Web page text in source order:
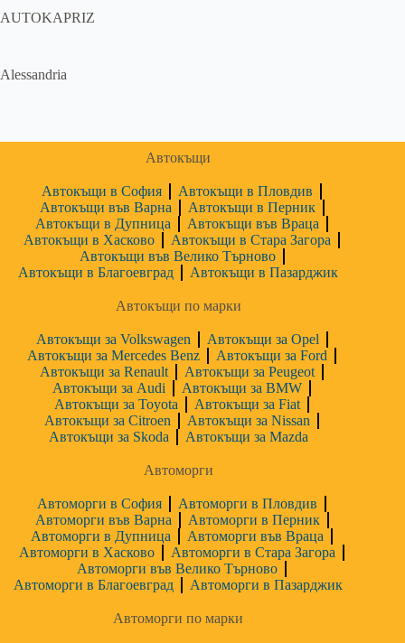
AUTOKAPRIZ
Alessandria
Автокъщи
Автокъщи в София
Автокъщи в Пловдив
Автокъщи във Варна
Автокъщи в Перник
Автокъщи в Дупница
Автокъщи във Враца
Автокъщи в Хасково
Автокъщи в Стара Загора
Автокъщи във Велико Търново
Автокъщи в Благоевград
Автокъщи в Пазарджик
Автокъщи по марки
Автокъщи за Volkswagen
Автокъщи за Opel
Автокъщи за Mercedes Benz
Автокъщи за Ford
Автокъщи за Renault
Автокъщи за Peugeot
Автокъщи за Audi
Автокъщи за BMW
Автокъщи за Toyota
Автокъщи за Fiat
Автокъщи за Citroen
Автокъщи за Nissan
Автокъщи за Skoda
Автокъщи за Mazda
Автоморги
Автоморги в София
Автоморги в Пловдив
Автоморги във Варна
Автоморги в Перник
Автоморги в Дупница
Автоморги във Враца
Автоморги в Хасково
Автоморги в Стара Загора
Автоморги във Велико Търново
Автоморги в Благоевград
Автоморги в Пазарджик
Автоморги по марки